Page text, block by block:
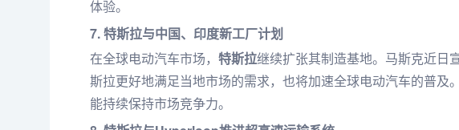
体验。
7. 特斯拉与中国、印度新工厂计划
在全球电动汽车市场， 特斯拉继续扩张其制造基地。马斯克近日
斯拉更好地满足当地市场的需求，也将加速全球电动汽车的普
能持续保持市场竞争力。